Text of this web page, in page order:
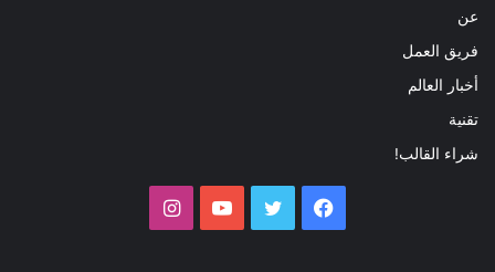
عن
فريق العمل
أخبار العالم
تقنية
شراء القالب!
فيسبوك تويتر يوتيوب